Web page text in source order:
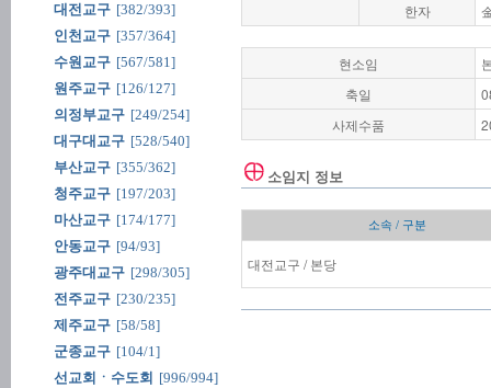
대전교구 [382/393]
인천교구 [357/364]
수원교구 [567/581]
원주교구 [126/127]
의정부교구 [249/254]
대구대교구 [528/540]
부산교구 [355/362]
청주교구 [197/203]
마산교구 [174/177]
안동교구 [94/93]
광주대교구 [298/305]
전주교구 [230/235]
제주교구 [58/58]
군종교구 [104/1]
선교회ㆍ수도회 [996/994]
한자
현소임
축일
사제수품
소임지 정보
소속 / 구분
대전교구 / 본당